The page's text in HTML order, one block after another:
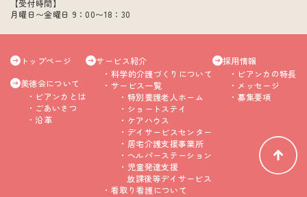
【受付時間】
月曜日〜金曜日 9：00〜18：30
トップページ
美徳会について
ビアンカとは
ごあいさつ
沿革
サービス紹介
科学的介護づくりについて
サービス一覧
特別養護老人ホーム
ショートステイ
ケアハウス
デイサービスセンター
居宅介護支援事業所
ヘルパーステーション
児童発達支援
放課後等デイサービス
看取り看護について
採用情報
ビアンカの特長
メッセージ
募集要項